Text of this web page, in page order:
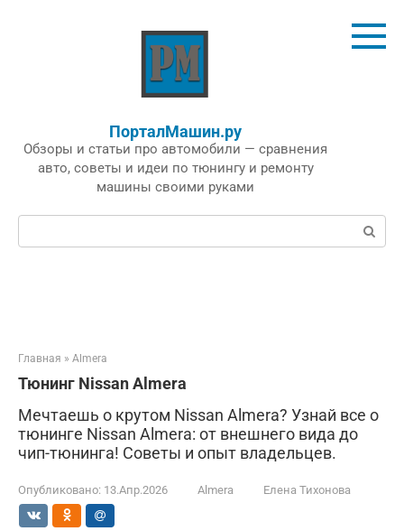
ПорталМашин.ру
Обзоры и статьи про автомобили — сравнения
авто, советы и идеи по тюнингу и ремонту
машины своими руками
Поиск:
Главная » Almera
Тюнинг Nissan Almera
Мечтаешь о крутом Nissan Almera? Узнай все о
тюнинге Nissan Almera: от внешнего вида до
чип-тюнинга! Советы и опыт владельцев.
Опубликовано: 13.Апр.2026 Almera Елена Тихонова